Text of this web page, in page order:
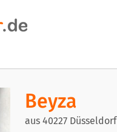
Beyza
aus 40227 Düsseldorf